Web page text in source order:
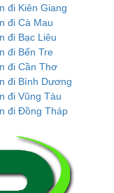
đi Kiên Giang
đi Cà Mau
đi Bạc Liêu
đi Bến Tre
đi Cần Thơ
đi Bình Dương
đi Vũng Tàu
đi Đồng Tháp